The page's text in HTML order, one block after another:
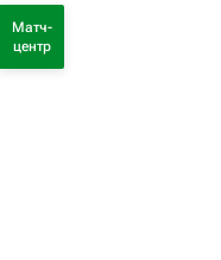
Матч-
центр